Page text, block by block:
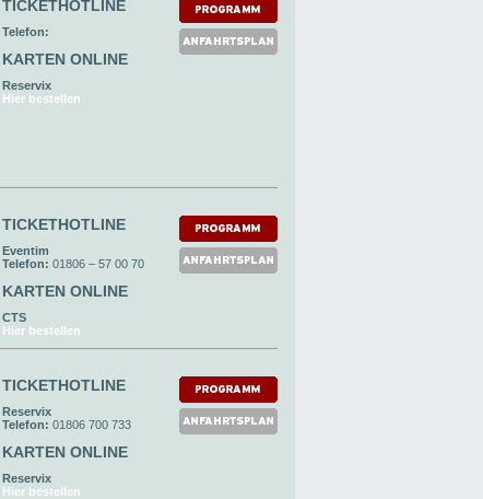
TICKETHOTLINE
Telefon:
KARTEN ONLINE
Reservix
Hier bestellen
TICKETHOTLINE
Eventim
Telefon: 01806 – 57 00 70
KARTEN ONLINE
CTS
Hier bestellen
TICKETHOTLINE
Reservix
Telefon: 01806 700 733
KARTEN ONLINE
Reservix
Hier bestellen